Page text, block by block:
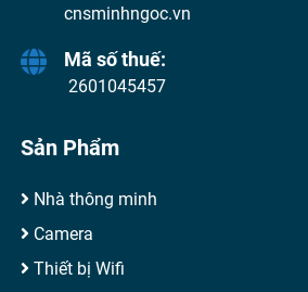
cnsminhngoc.vn
Mã số thuế:
2601045457
Sản Phẩm
Nhà thông minh
Camera
Thiết bị Wifi